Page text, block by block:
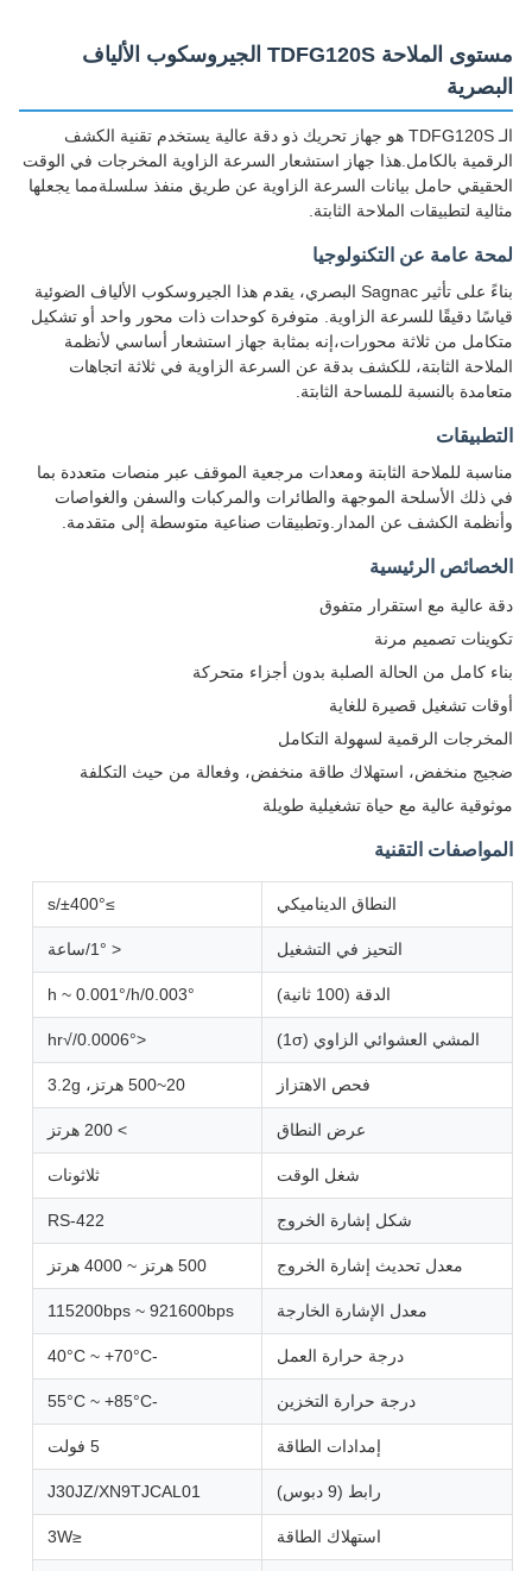
مستوى الملاحة TDFG120S الجيروسكوب الألياف
البصرية
الـ TDFG120S هو جهاز تحريك ذو دقة عالية يستخدم تقنية الكشف
الرقمية بالكامل.هذا جهاز استشعار السرعة الزاوية المخرجات في الوقت
الحقيقي حامل بيانات السرعة الزاوية عن طريق منفذ سلسلةمما يجعلها
مثالية لتطبيقات الملاحة الثابتة.
لمحة عامة عن التكنولوجيا
بناءً على تأثير Sagnac البصري، يقدم هذا الجيروسكوب الألياف الضوئية
قياسًا دقيقًا للسرعة الزاوية. متوفرة كوحدات ذات محور واحد أو تشكيل
متكامل من ثلاثة محورات،إنه بمثابة جهاز استشعار أساسي لأنظمة
الملاحة الثابتة، للكشف بدقة عن السرعة الزاوية في ثلاثة اتجاهات
متعامدة بالنسبة للمساحة الثابتة.
التطبيقات
مناسبة للملاحة الثابتة ومعدات مرجعية الموقف عبر منصات متعددة بما
في ذلك الأسلحة الموجهة والطائرات والمركبات والسفن والغواصات
وأنظمة الكشف عن المدار.وتطبيقات صناعية متوسطة إلى متقدمة.
الخصائص الرئيسية
دقة عالية مع استقرار متفوق
تكوينات تصميم مرنة
بناء كامل من الحالة الصلبة بدون أجزاء متحركة
أوقات تشغيل قصيرة للغاية
المخرجات الرقمية لسهولة التكامل
ضجيج منخفض، استهلاك طاقة منخفض، وفعالة من حيث التكلفة
موثوقية عالية مع حياة تشغيلية طويلة
المواصفات التقنية
النطاق الديناميكي ≥±400°/s
التحيز في التشغيل < 1°/ساعة
الدقة (100 ثانية) 0.003°/h ~ 0.001°/h
المشي العشوائي الزاوي (1σ) <0.0006°/√hr
فحص الاهتزاز 20~500 هرتز، 3.2g
عرض النطاق > 200 هرتز
شغل الوقت ثلاثونات
شكل إشارة الخروج RS-422
معدل تحديث إشارة الخروج 500 هرتز ~ 4000 هرتز
معدل الإشارة الخارجة 115200bps ~ 921600bps
درجة حرارة العمل -40°C ~ +70°C
درجة حرارة التخزين -55°C ~ +85°C
إمدادات الطاقة 5 فولت
رابط (9 دبوس) J30JZ/XN9TJCAL01
استهلاك الطاقة ≤3W